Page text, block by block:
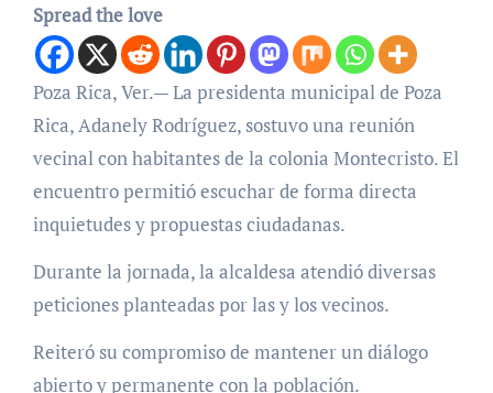
Spread the love
Poza Rica, Ver.— La presidenta municipal de Poza
Rica, Adanely Rodríguez, sostuvo una reunión
vecinal con habitantes de la colonia Montecristo. El
encuentro permitió escuchar de forma directa
inquietudes y propuestas ciudadanas.
Durante la jornada, la alcaldesa atendió diversas
peticiones planteadas por las y los vecinos.
Reiteró su compromiso de mantener un diálogo
abierto y permanente con la población.